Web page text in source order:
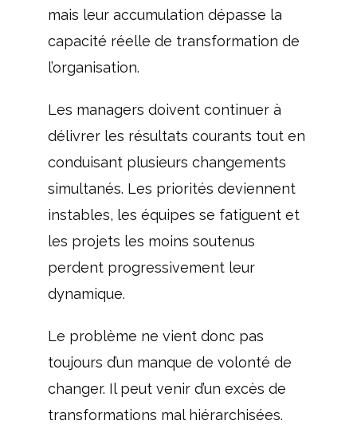
mais leur accumulation dépasse la
capacité réelle de transformation de
l’organisation.
Les managers doivent continuer à
délivrer les résultats courants tout en
conduisant plusieurs changements
simultanés. Les priorités deviennent
instables, les équipes se fatiguent et
les projets les moins soutenus
perdent progressivement leur
dynamique.
Le problème ne vient donc pas
toujours d’un manque de volonté de
changer. Il peut venir d’un excès de
transformations mal hiérarchisées.